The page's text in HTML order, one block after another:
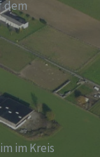
dem
im Kreis